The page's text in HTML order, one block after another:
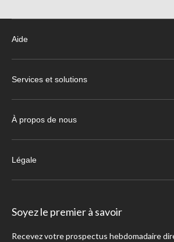
Aide
Services et solutions
À propos de nous
Légale
Soyez le premier à savoir
Recevez votre prospectus hebdomadaire